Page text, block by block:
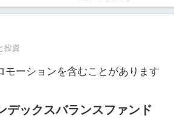
投資
ーションを含むことがあります
デックスバランスファンド